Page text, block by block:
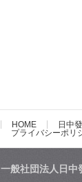
HOME 日中
プライバシーポリ
一般社団法人日中